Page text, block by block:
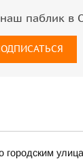
паблик в
городским